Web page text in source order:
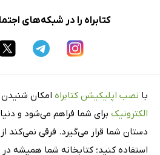
کتابراه را در شبکه‌های
با نصب اپلیکیشن کتابراه امکان شنیدن
الکترونیک برای شما فراهم می‌شود و
دستان شما قرار می‌گیرد. فرقی نمی‌کند از
استفاده کنید؛ کتابخانه شما همیشه